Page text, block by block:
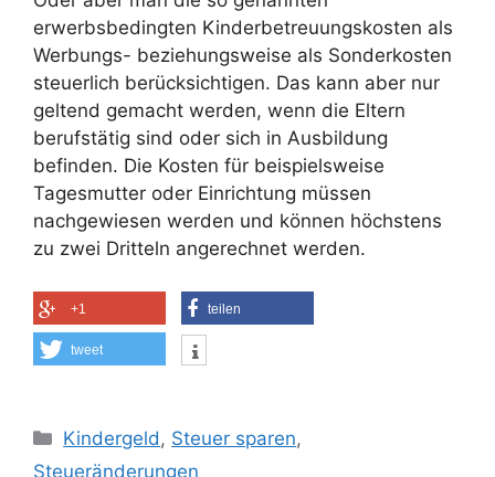
erwerbsbedingten Kinderbetreuungskosten als
Werbungs- beziehungsweise als Sonderkosten
steuerlich berücksichtigen. Das kann aber nur
geltend gemacht werden, wenn die Eltern
berufstätig sind oder sich in Ausbildung
befinden. Die Kosten für beispielsweise
Tagesmutter oder Einrichtung müssen
nachgewiesen werden und können höchstens
zu zwei Dritteln angerechnet werden.
+1 teilen
tweet
Kategorien
Kindergeld , Steuer sparen,
Steueränderungen